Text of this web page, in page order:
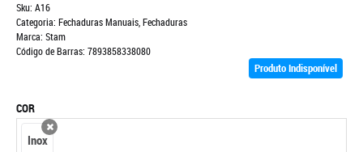
Sku: A16
Categoria: Fechaduras Manuais,Fechaduras
Marca: Stam
Código de Barras: 7893858338080
Produto Indisponível
COR
Inox
x